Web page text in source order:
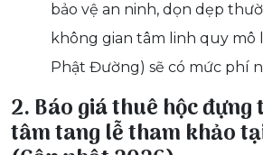
bảo vệ an ninh, dọn dẹp
không gian tâm linh quy mô
Phật Đường) sẽ có mức phí
2. Báo giá thuê hộc
tâm tang lễ tham khảo